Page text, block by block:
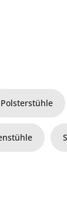
Polsterstühle